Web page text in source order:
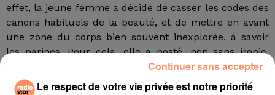
effet, la jeune femme a décidé de casser les codes des
canons habituels de la beauté, et de mettre en avant
une zone du corps bien souvent inexplorée, à savoir
les narines. Pour cela, elle a posté, non sans ironie,
une photo d'elle avec des faux cils repliés dans les
narines.Le respect de votre vie privée est notre priorité
Continuer sans accepter